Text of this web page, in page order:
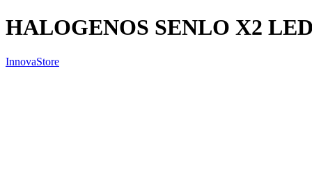
HALOGENOS SENLO X2
InnovaStore